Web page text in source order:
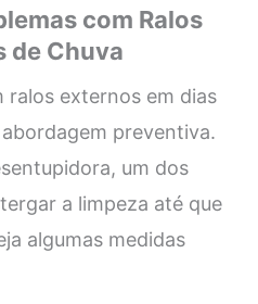
com Ralos
de Chuva
ralos externos em dias
preventiva.
um dos
a limpeza até que
algumas medidas